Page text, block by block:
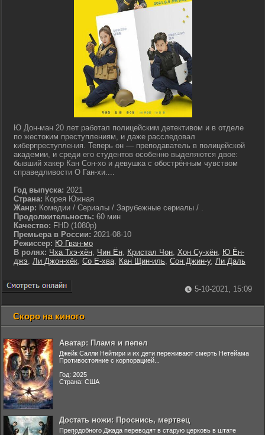
Ю Дон-ман 20 лет работал полицейским детективом и в отделе
по жестоким преступлениям, и даже расследовал
киберпреступления. Теперь он — преподаватель в полицейской
академии, и среди его студентов особенно выделяются двое:
бывший хакер Кан Сон-хо и девушка с обострённым чувством
справедливости О Ган-хи....
Год выпуска: 2021
Страна: Корея Южная
Жанр: Комедии / Сериалы / Зарубежные сериалы / .
Продолжительность: 60 мин
Качество: FHD (1080p)
Премьера в России: 2021-08-10
Режиссер: Ю Гван-мо
В ролях: Чха Тхэ-хён, Чин Ён, Кристал Чон, Хон Су-хён, Ю Ён-
джэ, Ли Джон-хёк, Со Е-хва, Кан Щин-иль, Сон Джин-у, Ли Даль
5-10-2021, 15:09
Скоро на киного
Аватар: Пламя и пепел
Джейк Салли Нейтири и их дети переживают смерть Нетейама
Противостояние с корпорацией...
Год: 2025
Страна: США
Достать ножи: Проснись, мертвец
Преподобного Джада переводят в старую церковь в штате